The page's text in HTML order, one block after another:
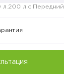
л. 200 л.с. Передний